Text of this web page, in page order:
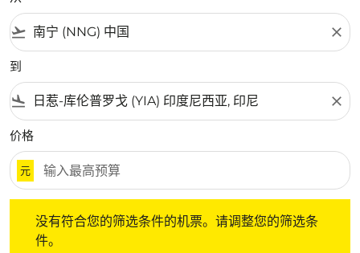
flight_takeoff close
到
flight_land close
价格
元
没有符合您的筛选条件的机票。请调整您的筛选条
件。